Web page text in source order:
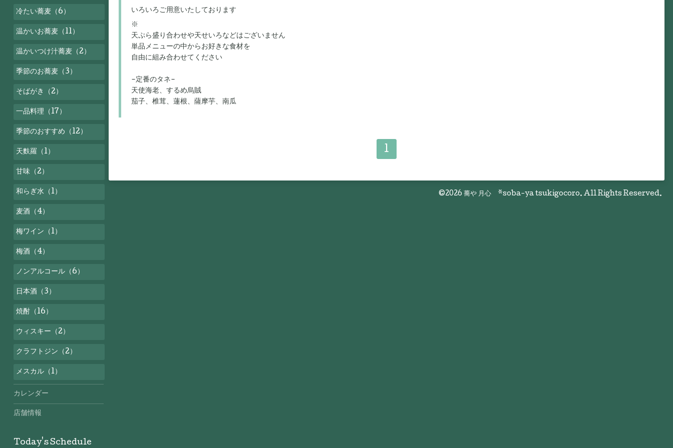
いろいろご用意いたしております
※
天ぷら盛り合わせや天せいろなどはございません
単品メニューの中からお好きな食材を
自由に組み合わせてください
-定番のタネ-
天使海老、するめ烏賊
茄子、椎茸、蓮根、薩摩芋、南瓜
1
©2026 蕎や 月心 *soba-ya tsukigocoro. All Rights Reserved.
冷たい蕎麦（6）
温かいお蕎麦（11）
温かいつけ汁蕎麦（2）
季節のお蕎麦（3）
そばがき（2）
一品料理（17）
季節のおすすめ（12）
天麩羅（1）
甘味（2）
和らぎ水（1）
麦酒（4）
梅ワイン（1）
梅酒（4）
ノンアルコール（6）
日本酒（3）
焼酎（16）
ウィスキー（2）
クラフトジン（2）
メスカル（1）
カレンダー
店舗情報
Today's Schedule